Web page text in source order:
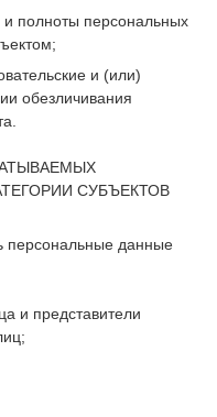
и полноты персональных
и (или)
обезличивания
СУБЪЕКТОВ
персональные данные
и представители